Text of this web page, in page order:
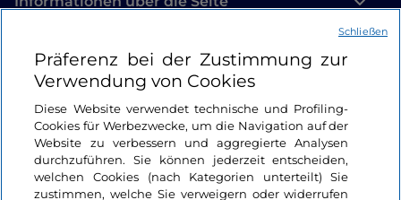
Nützliche Links
Login
Bleiben wir in Kontakt
Präferenz bei der Zustimmung zur
Verwendung von Cookies
Diese Website verwendet technische und Profiling-
Cookies für Werbezwecke, um die Navigation auf der
Website zu verbessern und aggregierte Analysen
durchzuführen. Sie können jederzeit entscheiden,
welchen Cookies (nach Kategorien unterteilt) Sie
zustimmen, welche Sie verweigern oder widerrufen
Schließen